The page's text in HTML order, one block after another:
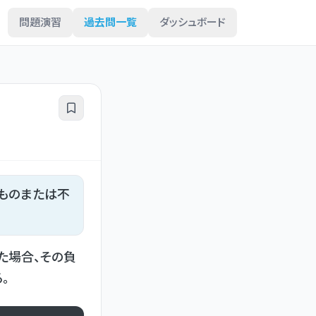
問題演習 過去問一覧 ダッシュボード
のまたは不
合、その負